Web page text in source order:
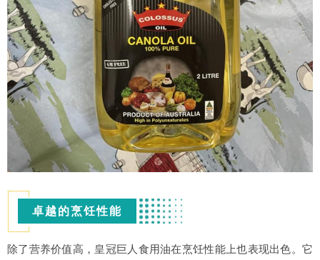
卓越的烹饪性能
除了营养价值高，皇冠巨人食用油在烹饪性能上也表现出色。它